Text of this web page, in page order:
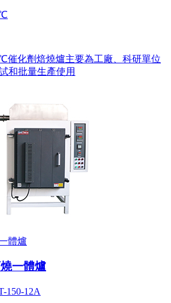
催化劑焙燒爐主要為工廠、科研單位
和批量生產使用
體爐
一體爐
150-12A